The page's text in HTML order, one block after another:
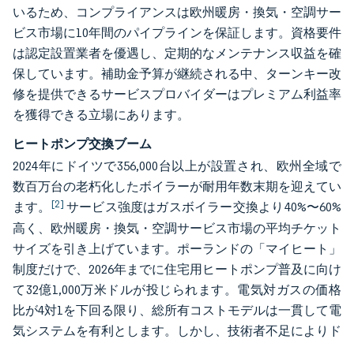
いるため、コンプライアンスは欧州暖房・換気・空調サー
ビス市場に10年間のパイプラインを保証します。資格要件
は認定設置業者を優遇し、定期的なメンテナンス収益を確
保しています。補助金予算が継続される中、ターンキー改
修を提供できるサービスプロバイダーはプレミアム利益率
を獲得できる立場にあります。
ヒートポンプ交換ブーム
2024年にドイツで356,000台以上が設置され、欧州全域で
数百万台の老朽化したボイラーが耐用年数末期を迎えてい
ます。 [2] サービス強度はガスボイラー交換より40%〜60%
高く、欧州暖房・換気・空調サービス市場の平均チケット
サイズを引き上げています。ポーランドの「マイヒート」
制度だけで、2026年までに住宅用ヒートポンプ普及に向け
て32億1,000万米ドルが投じられます。電気対ガスの価格
比が4対1を下回る限り、総所有コストモデルは一貫して電
気システムを有利とします。しかし、技術者不足によりド